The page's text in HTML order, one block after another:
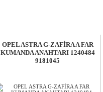
OPEL ASTRA G-ZAFİRA A FAR
KUMANDA ANAHTARI 1240484
9181045